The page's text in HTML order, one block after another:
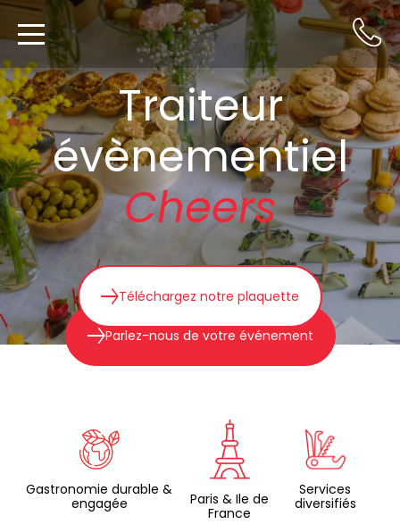
Traiteur
évènementiel
Cheers
Parlez-nous de votre événement
Téléchargez notre plaquette
Gastronomie durable &
engagée
Paris & Ile de
France
Services
diversifiés